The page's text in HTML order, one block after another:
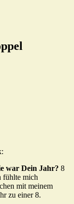
war Dein Jahr? 8
fühlte mich
mit meinem
zu einer 8.